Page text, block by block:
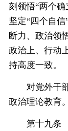
刻领悟“两个确
坚定“四个自
断力、政治领
政治上、行动
持高度一致。
对党外干部
政治理论教育。
第十九条 党